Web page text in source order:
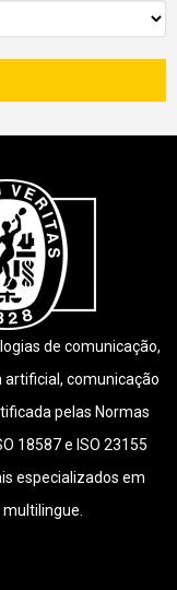
de comunicação,
artificial, comunicação
pelas Normas
18587 e ISO 23155
especializados em